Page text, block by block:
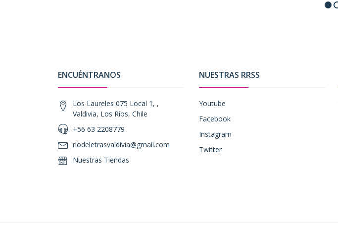
ENCUÉNTRANOS
Los Laureles 075 Local 1, ,
Valdivia, Los Ríos, Chile
+56 63 2208779
riodeletrasvaldivia@gmail.com
Nuestras Tiendas
NUESTRAS RRSS
Youtube
Facebook
Instagram
Twitter